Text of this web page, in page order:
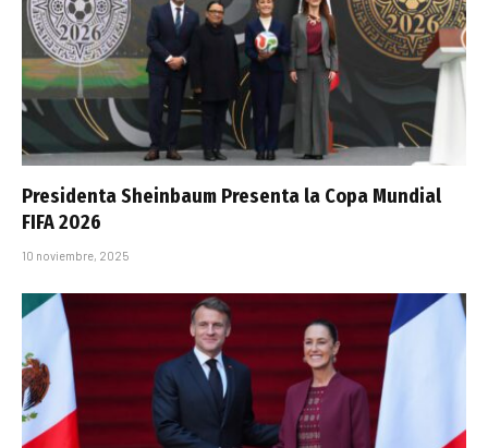
Presidenta Sheinbaum Presenta la Copa Mundial
FIFA 2026
10 noviembre, 2025